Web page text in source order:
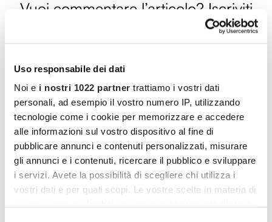
Uso responsabile dei dati
Noi e i nostri 1022 partner trattiamo i vostri dati
personali, ad esempio il vostro numero IP, utilizzando
tecnologie come i cookie per memorizzare e accedere
alle informazioni sul vostro dispositivo al fine di
pubblicare annunci e contenuti personalizzati, misurare
gli annunci e i contenuti, ricercare il pubblico e sviluppare
i servizi. Avete la possibilità di scegliere chi utilizza i
vostri dati e per quali scopi. Le vostre scelte in materia di
Vuoi commentare l’articolo? Iscriviti
alla community e partecipa alla
discussione.
Cocooners è una community che aggrega
persone appassionate, piene di interessi e
gratitudine nei confronti della vita, per offrire
loro esperienze di socialità e risorse per vivere
al meglio.
PARTECIPA ANCHE TU